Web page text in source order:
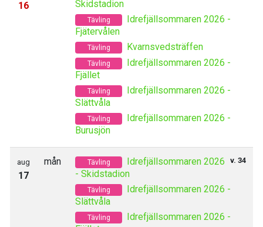
16
Skidstadion
Tävling
Idrefjällsommaren 2026 -
Fjätervålen
Tävling Kvarnsvedsträffen
Tävling
Idrefjällsommaren 2026 -
Fjället
Tävling
Idrefjällsommaren 2026 -
Slättvåla
Tävling
Idrefjällsommaren 2026 -
Burusjön
aug
17
mån v. 34
Tävling
Idrefjällsommaren 2026
- Skidstadion
Tävling
Idrefjällsommaren 2026 -
Slättvåla
Tävling
Idrefjällsommaren 2026 -